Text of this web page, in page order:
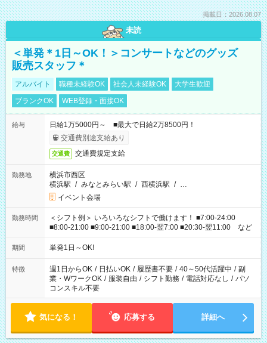
掲載日：2026.08.07
未読
＜単発＊1日～OK！＞コンサートなどのグッズ
販売スタッフ＊
アルバイト 職種未経験OK 社会人未経験OK
大学生歓迎
ブランクOK
WEB登録・面接OK
給与
日給1万5000円～ ■最大で日給2万8500円！
交通費別途支給あり
交通費 交通費規定支給
勤務地
横浜市西区
横浜駅 / みなとみらい駅 / 西横浜駅 / …
イベント会場
勤務時間
＜シフト例＞ いろいろなシフトで働けます！ ■7:00-24:00
■8:00-21:00 ■9:00-21:00 ■18:00-翌7:00 ■20:30-翌11:00 など
期間 単発1日～OK!
特徴 週1日からOK / 日払いOK / 履歴書不要 / 40～50代活躍中 / 副
業・WワークOK / 服装自由 / シフト勤務 / 電話対応なし / パソ
コンスキル不要
気になる！ 応募する 詳細へ